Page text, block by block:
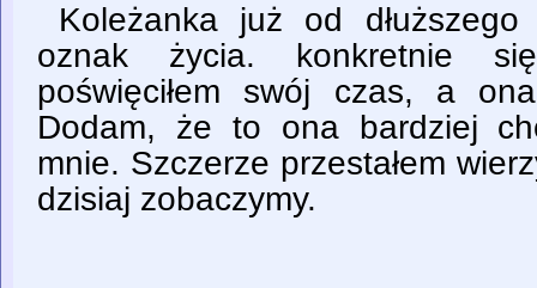
Koleżanka już od
oznak życia. konkretnie
poświęciłem swój czas, a
Dodam, że to ona bardziej
mnie. Szczerze przestałem
dzisiaj zobaczymy.